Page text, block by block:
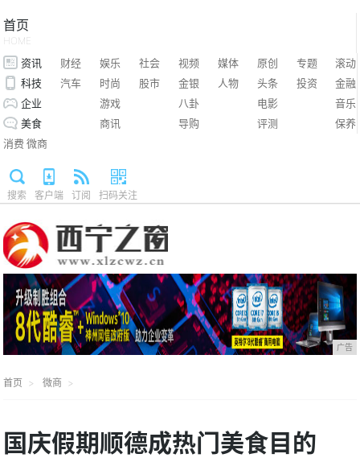
首页
HOME
资讯 财经 娱乐 社会 视频 媒体 原创 专题
滚动
科技
汽车 时尚 股市 金银 人物 头条 投资
金融
企业
游戏 八卦 电影
音乐
美食
商讯 导购 评测
保养
消费 微商
搜索 客户端 订阅 扫码关注
广告
首页 微商
国庆假期顺德成热门美食目的